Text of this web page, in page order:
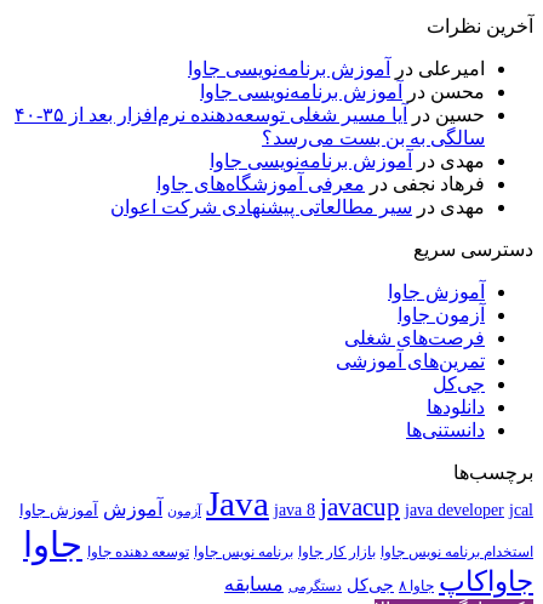
آخرین نظرات
امیرعلی در
آموزش برنامه‌نویسی جاوا
محسن در
آموزش برنامه‌نویسی جاوا
حسین در
آیا مسیر شغلی توسعه‌دهنده نرم‌افزار بعد از ۳۵-۴۰
سالگی به بن بست می‌رسد؟
مهدی در
آموزش برنامه‌نویسی جاوا
فرهاد نجفی در معرفی آموزشگاه‌های جاوا
مهدی در سیر مطالعاتی پیشنهادی شرکت اعوان
دسترسی سریع
آموزش جاوا
آزمون جاوا
فرصت‌های شغلی
تمرین‌های آموزشی
جی‌کل
دانلودها
دانستنی‌ها
برچسب‌ها
Java java 8 javacup java developer jcal آزمون آموزش آموزش جاوا
استخدام برنامه نویس جاوا بازار کار جاوا برنامه نویس جاوا توسعه دهنده جاوا جاوا
جاواکاپ جاوا ۸ جی‌کل دستگرمی مسابقه